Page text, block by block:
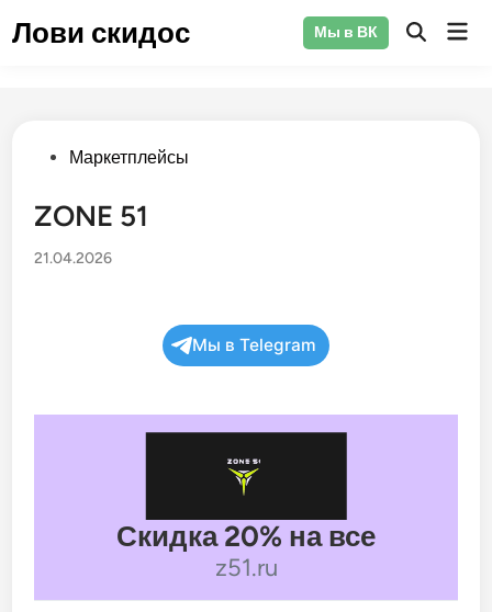
Лови скидос Мы в ВК
Открыть
Опубликовано
Маркетплейсы
ZONE 51
21.04.2026
Мы в Telegram
Скидка 20% на все
z51.ru